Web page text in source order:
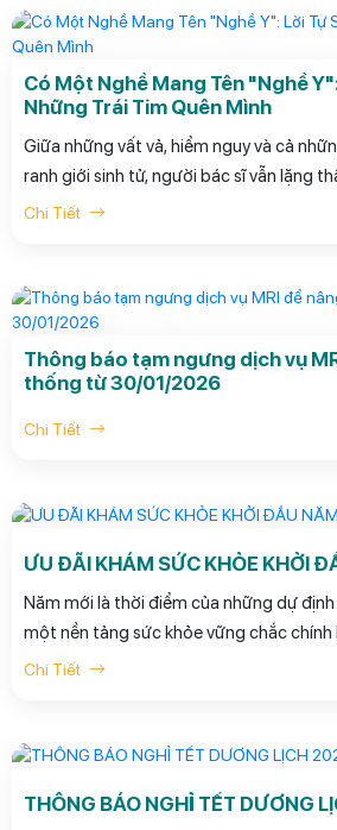
nhằn của nghề Y, mà còn là bản hòa ca
kiên định của những người đưa đò trên
sóng gió.
Có Một Nghề Mang Tên "Nghề
Những Trái Tim Quên Mình
Giữa những vất vả, hiểm nguy và cả
ranh giới sinh tử, người bác sĩ vẫn lặng
tất cả sự tử tế. Bài thơ "Có một nghề"
niềm hạnh phúc được thắp lên từ chính
thắt. Hãy cùng lắng nghe lời khẳng định
nghề - tôi vẫn chọn nghề Y!."
Chi Tiết
Thông báo tạm ngưng dịch vụ
thống từ 30/01/2026
Chi Tiết
ƯU ĐÃI KHÁM SỨC KHỎE KHỞI
Năm mới là thời điểm của những dự
một nền tảng sức khỏe vững chắc chính
tận hưởng trọn vẹn niềm vui sum vầy.
đặc biệt “Sức khỏe đủ đầy - Là Tết sum
Chi Tiết
THÔNG BÁO NGHỈ TẾT DƯƠNG